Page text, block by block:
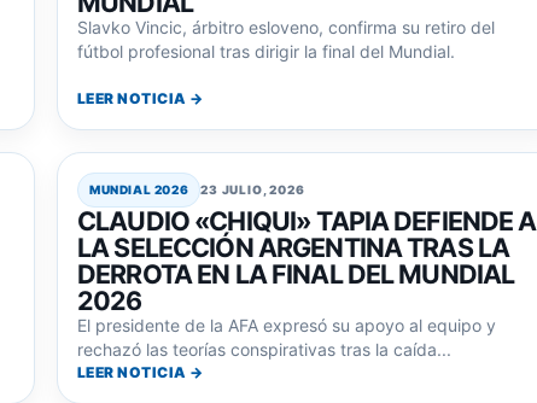
Slavko Vincic, árbitro esloveno, confirma su retiro del
fútbol profesional tras dirigir la final del Mundial.
LEER NOTICIA →
MUNDIAL 2026 23 JULIO, 2026
CLAUDIO «CHIQUI» TAPIA DEFIENDE A
LA SELECCIÓN ARGENTINA TRAS LA
DERROTA EN LA FINAL DEL MUNDIAL
2026
El presidente de la AFA expresó su apoyo al equipo y
rechazó las teorías conspirativas tras la caída...
LEER NOTICIA →